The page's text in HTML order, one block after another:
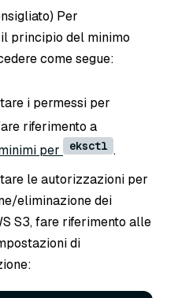
Per
principio del minimo
come segue:
i permessi per
riferimento a
per
eksctl .
le autorizzazioni per
eliminazione dei
S3, fare riferimento alle
di